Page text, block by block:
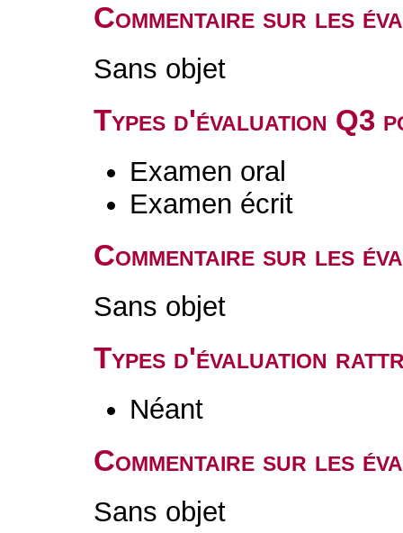
Commentaire sur les
Sans objet
Types d'évaluation Q3
Examen oral
Examen écrit
Commentaire sur les
Sans objet
Types d'évaluation
Néant
Commentaire sur les
Sans objet